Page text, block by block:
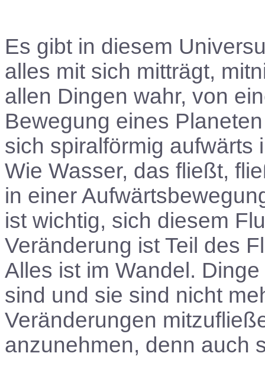
Es gibt in diesem
alles mit sich mitträgt,
allen Dingen wahr, von
Bewegung eines
sich spiralförmig aufwärts
Wie Wasser, das fließt,
in einer
ist wichtig, sich diesem
Veränderung ist Teil des
Alles ist im Wandel.
sind und sie sind nicht
Veränderungen
anzunehmen, denn auch